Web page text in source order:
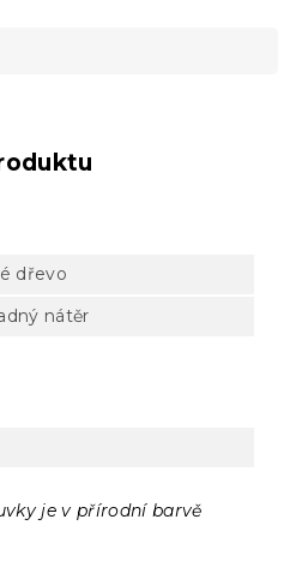
dřevo
nátěr
je v přírodní barvě